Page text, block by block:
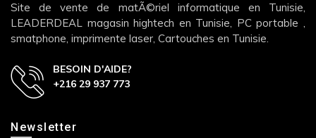
Site de vente de matÃ©riel informatique en Tunisie,
LEADERDEAL magasin hightech en Tunisie, PC portable ,
smatphone, imprimente laser, Cartouches en Tunisie.
BESOIN D'AIDE?
+216 29 937 773
Newsletter